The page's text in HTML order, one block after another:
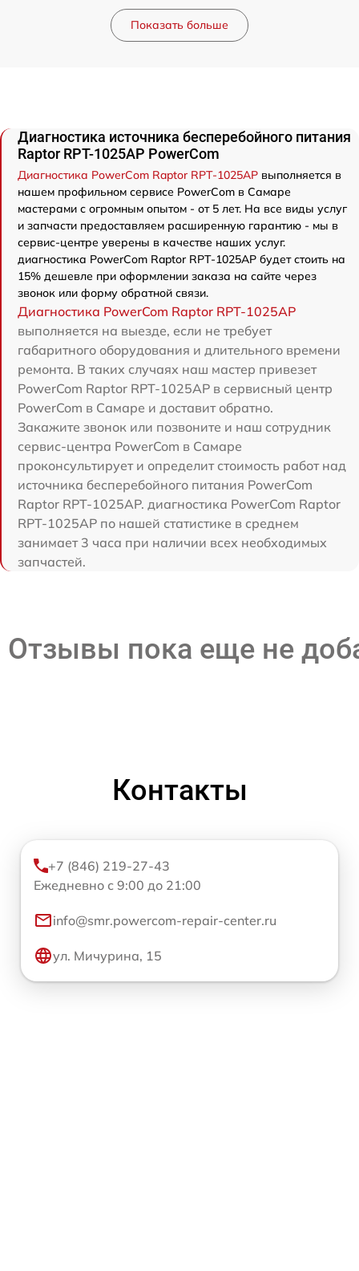
Показать больше
Диагностика источника бесперебойного питания
Raptor RPT-1025AP PowerCom
Диагностика PowerCom Raptor RPT-1025AP выполняется в
нашем профильном сервисе PowerCom в Самаре
мастерами с огромным опытом - от 5 лет. На все виды услуг
и запчасти предоставляем расширенную гарантию - мы в
сервис-центре уверены в качестве наших услуг.
диагностика PowerCom Raptor RPT-1025AP будет стоить на
15% дешевле при оформлении заказа на сайте через
звонок или форму обратной связи.
Диагностика PowerCom Raptor RPT-1025AP
выполняется на выезде, если не требует
габаритного оборудования и длительного времени
ремонта. В таких случаях наш мастер привезет
PowerCom Raptor RPT-1025AP в сервисный центр
PowerCom в Самаре и доставит обратно.
Закажите звонок или позвоните и наш сотрудник
сервис-центра PowerCom в Самаре
проконсультирует и определит стоимость работ над
источника бесперебойного питания PowerCom
Raptor RPT-1025AP. диагностика PowerCom Raptor
RPT-1025AP по нашей статистике в среднем
занимает 3 часа при наличии всех необходимых
запчастей.
Отзывы пока еще не
Контакты
+7 (846) 219-27-43
Ежедневно с 9:00 до 21:00
info@smr.powercom-repair-center.ru
ул. Мичурина, 15